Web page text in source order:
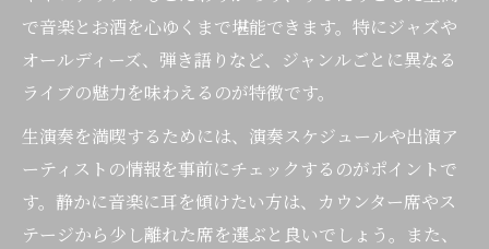
で音楽とお酒を心ゆくまで堪能できます。特にジャズや
オールディーズ、弾き語りなど、ジャンルごとに異なる
ライブの魅力を味わえるのが特徴です。
生演奏を満喫するためには、演奏スケジュールや出演ア
ーティストの情報を事前にチェックするのがポイントで
す。静かに音楽に耳を傾けたい方は、カウンター席やス
テージから少し離れた席を選ぶと良いでしょう。また、